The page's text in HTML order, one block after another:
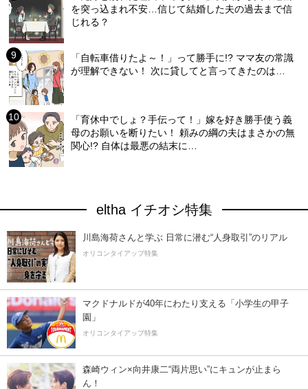
を突っ込まれ不安…信じて結婚した夫の過去まで信
じれる？
「自転車借りたよ～！」って勝手に!? ママ友の常識
が理解できない！ 次に貸してと言ってきたのは…
「育休中でしょ？手伝って！」嫁を好き勝手使う義
母のお願いを断りたい！ 頼みの綱の夫はまさかの無
関心!? 自体は最悪の結末に…
eltha イチオシ特集
川島海荷さんと学ぶ 日常に潜む“人身取引”のリアル
オリコンタイアップ特集
マクドナルドが40年にわたり支える「小学生の甲子
園」
オリコンタイアップ特集
森崎ウィン×向井康二“両片思い”にキュンが止まら
ん！